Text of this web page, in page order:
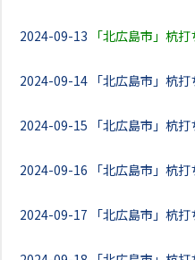
2024-09-13 「北広島市」杭
2024-09-14 「北広島市」杭
2024-09-15 「北広島市」杭
2024-09-16 「北広島市」杭
2024-09-17 「北広島市」杭